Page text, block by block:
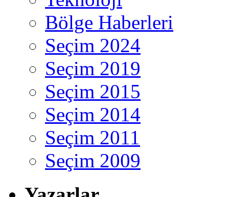
Bölge Haberleri
Seçim 2024
Seçim 2019
Seçim 2015
Seçim 2014
Seçim 2011
Seçim 2009